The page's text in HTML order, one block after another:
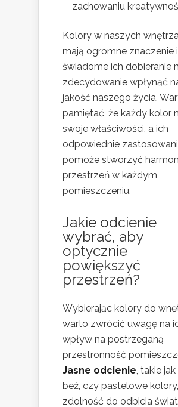
zachowaniu
Kolory w naszych
mają ogromne znaczenie i
świadome ich dobieranie
zdecydowanie wpłynąć
jakość naszego życia.
pamiętać, że każdy kolor
swoje właściwości, a ich
odpowiednie
pomoże stworzyć
przestrzeń w każdym
pomieszczeniu.
Jakie odcienie
wybrać, aby
optycznie
powiększyć
przestrzeń?
Wybierając kolory do
warto zwrócić uwagę na
wpływ na postrzeganą
przestronność
Jasne odcienie, takie jak
beż, czy pastelowe
zdolność do odbicia